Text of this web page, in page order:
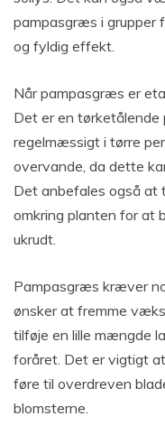
pampasgræs i grupper
og fyldig effekt.
Når pampasgræs er
Det er en tørketålende
regelmæssigt i tørre
overvande, da dette
Det anbefales også at
omkring planten for at
ukrudt.
Pampasgræs kræver
ønsker at fremme
tilføje en lille mængde
foråret. Det er vigtigt
føre til overdreven
blomsterne.